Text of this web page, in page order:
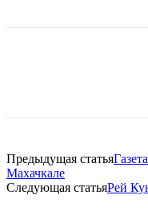
Предыдущая статья
Махачкале
Следующая статьяРей